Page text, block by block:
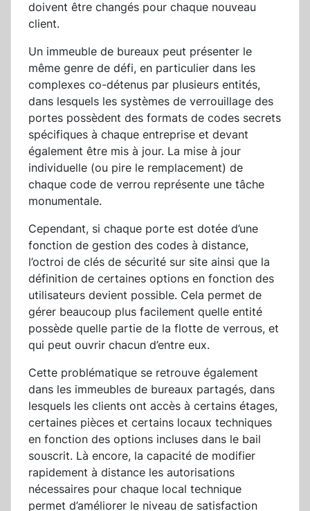
doivent être changés pour chaque nouveau
client.
Un immeuble de bureaux peut présenter le
même genre de défi, en particulier dans les
complexes co-détenus par plusieurs entités,
dans lesquels les systèmes de verrouillage des
portes possèdent des formats de codes secrets
spécifiques à chaque entreprise et devant
également être mis à jour. La mise à jour
individuelle (ou pire le remplacement) de
chaque code de verrou représente une tâche
monumentale.
Cependant, si chaque porte est dotée d’une
fonction de gestion des codes à distance,
l’octroi de clés de sécurité sur site ainsi que la
définition de certaines options en fonction des
utilisateurs devient possible. Cela permet de
gérer beaucoup plus facilement quelle entité
possède quelle partie de la flotte de verrous, et
qui peut ouvrir chacun d’entre eux.
Cette problématique se retrouve également
dans les immeubles de bureaux partagés, dans
lesquels les clients ont accès à certains étages,
certaines pièces et certains locaux techniques
en fonction des options incluses dans le bail
souscrit. Là encore, la capacité de modifier
rapidement à distance les autorisations
nécessaires pour chaque local technique
permet d’améliorer le niveau de satisfaction